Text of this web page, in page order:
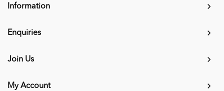
Information
Enquiries
Join Us
My Account